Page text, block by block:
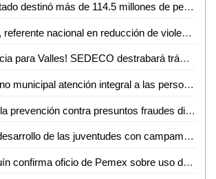
Gobierno del estado destinó más de 114.5 millones de pesos en créditos durante junio
San Luis Potosí, referente nacional en reducción de violencia
¡Menos burocracia para Valles! SEDECO destrabará trámites para empresarios
Mantiene gobierno municipal atención integral a las personas adultas mayores durante junio
SSPC fortalece la prevención contra presuntos fraudes digitales
SSPC impulsa desarrollo de las juventudes con campamento de verano 2026
Alcalde de Tamuín confirma oficio de Pemex sobre uso de explosivos para actividades petroleras